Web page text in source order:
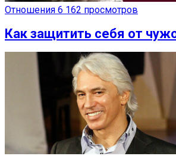
Отношения 6 162 просмотров
Как защитить себя от